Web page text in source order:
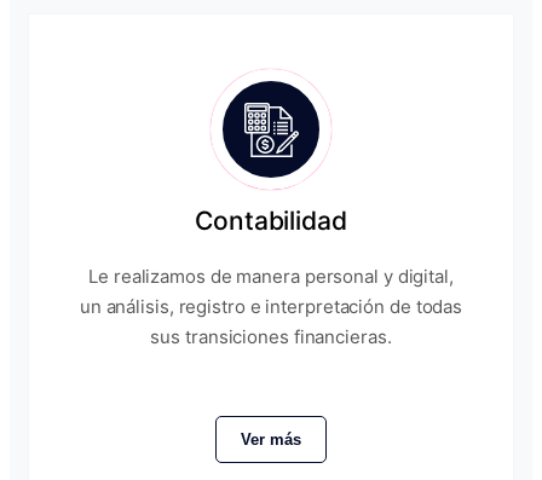
Contabilidad
Le realizamos de manera personal y digital,
un análisis, registro e interpretación de todas
sus transiciones financieras.
Ver más